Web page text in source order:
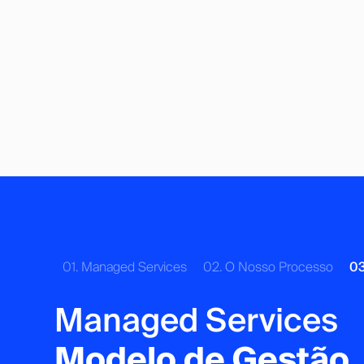
01. Managed Services 02. O Nosso Processo
Managed Services